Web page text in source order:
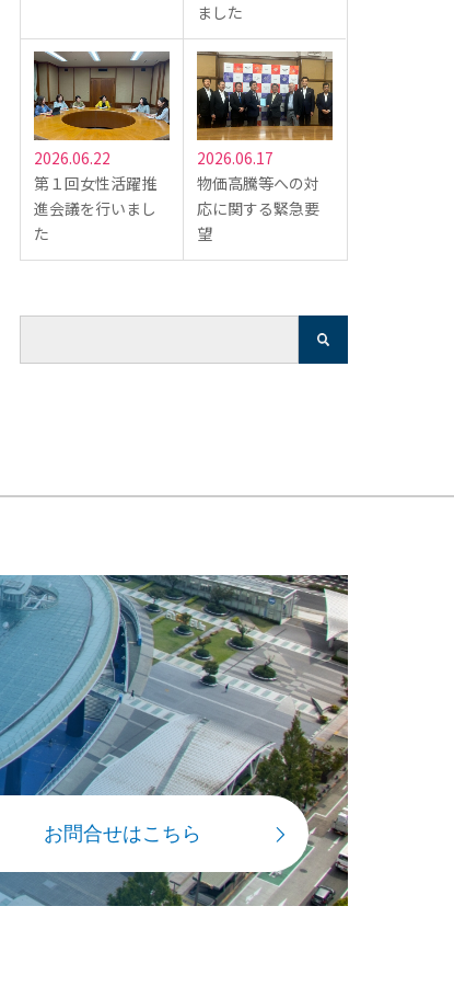
ました
2026.06.22
第１回女性活躍推
進会議を行いまし
た
2026.06.17
物価高騰等への対
応に関する緊急要
望
お問合せはこちら